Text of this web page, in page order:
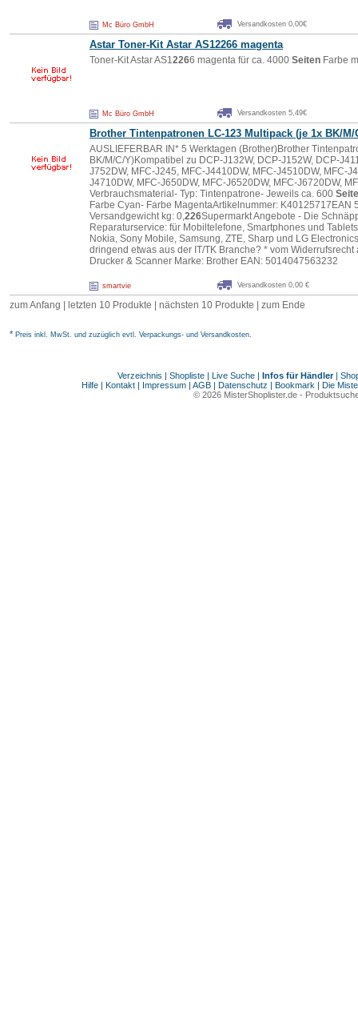
Mc Büro GmbH Versandkosten 0,00€
Astar Toner-Kit Astar AS12266 magenta
Toner-Kit Astar AS12266 magenta für ca. 4000 Seiten Farbe
Mc Büro GmbH Versandkosten 5,49€
Brother Tintenpatronen LC-123 Multipack (je 1x BK/M/
AUSLIEFERBAR IN* 5 Werktagen (Brother)Brother
BK/M/C/Y)Kompatibel zu DCP-J132W, DCP-J152W, DCP-
J752DW, MFC-J245, MFC-J4410DW, MFC-J4510DW, MFC-
J4710DW, MFC-J650DW, MFC-J6520DW, MFC-J6720DW,
Verbrauchsmaterial- Typ: Tintenpatrone- Jeweils ca. 600
Farbe Cyan- Farbe MagentaArtikelnummer:
Versandgewicht kg: 0,226Supermarkt Angebote - Die
Reparaturservice: für Mobiltelefone, Smartphones und
Nokia, Sony Mobile, Samsung, ZTE, Sharp und LG
dringend etwas aus der IT/TK Branche? * vom
Drucker & Scanner Marke: Brother EAN: 5014047563232
smartvie Versandkosten 0,00 €
zum Anfang | letzten 10 Produkte | nächsten 10 Produkte zum Ende
* Preis inkl. MwSt. und zuzüglich evtl. Verpackungs- und Versandkosten.
Verzeichnis | Shopliste| Live Suche| Infos für Händler|
Hilfe | Kontakt | Impressum | AGB | Datenschutz | Bookmark | Die
© 2026 MisterShoplister.de-